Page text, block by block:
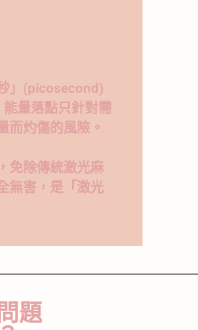
」(picosecond)
量落點只針對需
而灼傷的風險。
免除傳統激光麻
無害，是「激光
題